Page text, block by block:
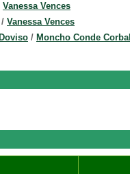
Vanessa Vences
/ Vanessa Vences
/ Moncho Conde Corbal